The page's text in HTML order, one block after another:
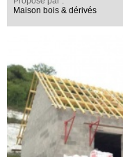
Maison bois & dérivés